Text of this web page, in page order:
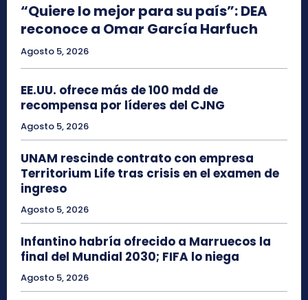
“Quiere lo mejor para su país”: DEA
reconoce a Omar García Harfuch
Agosto 5, 2026
EE.UU. ofrece más de 100 mdd de
recompensa por líderes del CJNG
Agosto 5, 2026
UNAM rescinde contrato con empresa
Territorium Life tras crisis en el examen de
ingreso
Agosto 5, 2026
Infantino habría ofrecido a Marruecos la
final del Mundial 2030; FIFA lo niega
Agosto 5, 2026